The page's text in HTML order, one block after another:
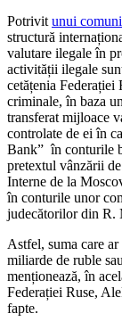
Potrivitunui
structură
valutare ilegale în
activității ilegale
cetățenia
criminale, în baza
transferat mijloace
controlate de ei în
Bank” în conturile
pretextul vânzării
Interne de la
în conturile unor
judecătorilor din R.
Astfel, suma care
miliarde de ruble
menționează, în
Federației Ruse,
fapte.